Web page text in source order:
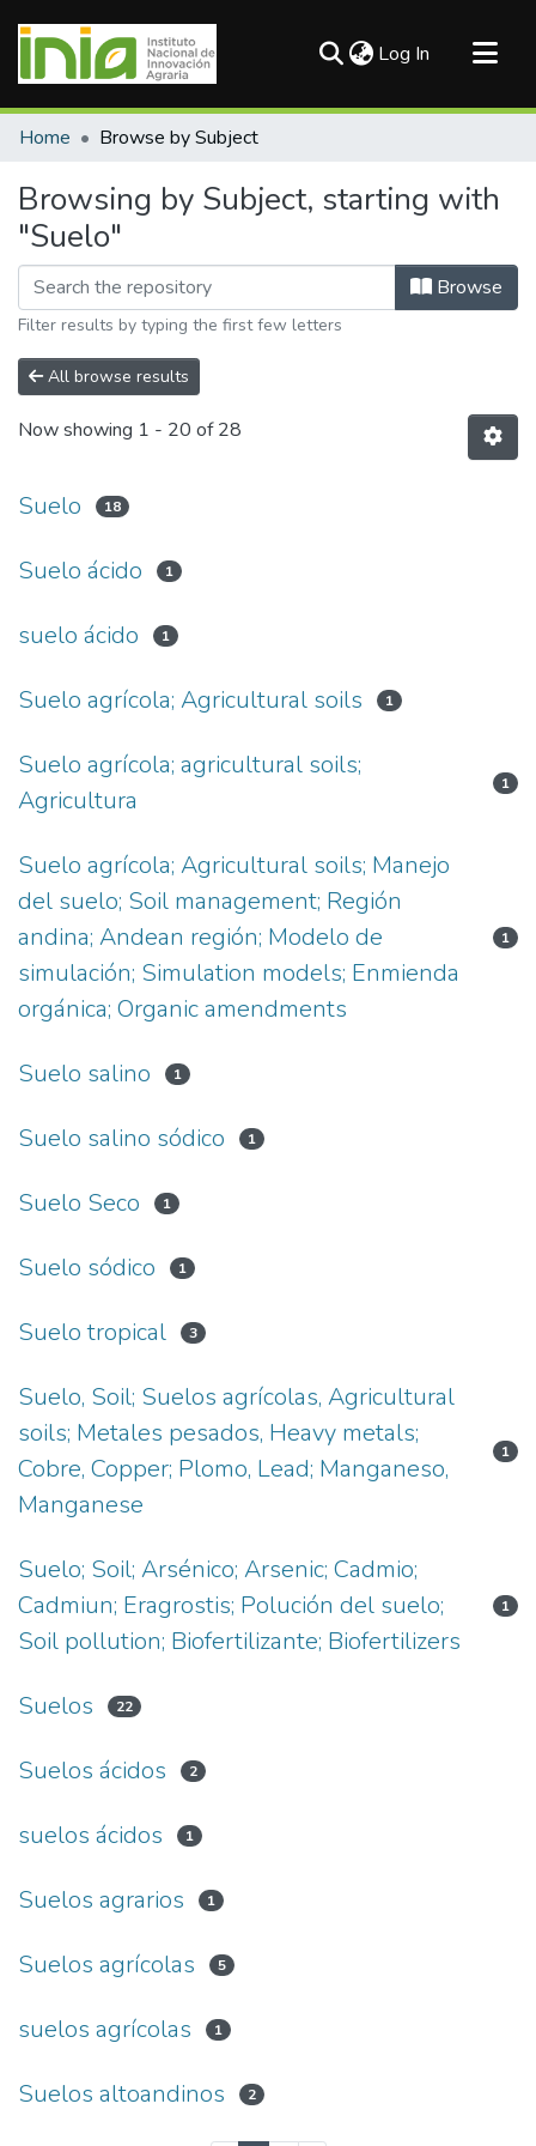
Log In (current)
Communities & Collections
Home Browse by Subject
Browsing by Subject, starting with
"Suelo"
Browse
Filter results by typing the first few letters
All browse results
Now showing 1 - 20 of 28
Suelo 18
Suelo ácido 1
suelo ácido 1
Suelo agrícola; Agricultural soils 1
Suelo agrícola; agricultural soils;
Agricultura
1
Suelo agrícola; Agricultural soils; Manejo
del suelo; Soil management; Región
andina; Andean región; Modelo de
simulación; Simulation models; Enmienda
orgánica; Organic amendments
1
Suelo salino 1
Suelo salino sódico 1
Suelo Seco 1
Suelo sódico 1
Suelo tropical 3
Suelo, Soil; Suelos agrícolas, Agricultural
soils; Metales pesados, Heavy metals;
Cobre, Copper; Plomo, Lead; Manganeso,
Manganese
1
Suelo; Soil; Arsénico; Arsenic; Cadmio;
Cadmiun; Eragrostis; Polución del suelo;
Soil pollution; Biofertilizante; Biofertilizers
1
Suelos 22
Suelos ácidos 2
suelos ácidos 1
Suelos agrarios 1
Suelos agrícolas 5
suelos agrícolas 1
Suelos altoandinos 2